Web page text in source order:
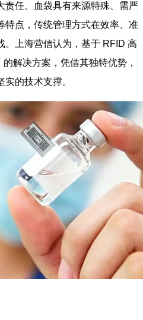
责任。血袋具有来源特殊、需严
特点，传统管理方式在效率、准
。上海营信认为，基于 RFID 高
解决方案，凭借其独特优势，
的技术支撑。